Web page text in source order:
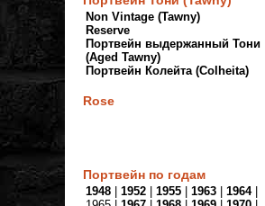
Non Vintage (Tawny)
Reserve
Портвейн выдержанный Тони
(Aged Tawny)
Портвейн Колейта (Colheita)
Rose
Портвейн по годам
1948 1952 1955 1963 1964|